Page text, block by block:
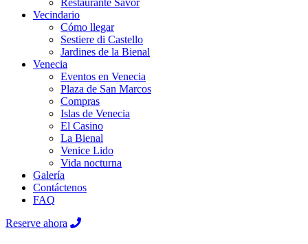
Restaurante Savor
Vecindario
Cómo llegar
Sestiere di Castello
Jardines de la Bienal
Venecia
Eventos en Venecia
Plaza de San Marcos
Compras
Islas de Venecia
El Casino
La Bienal
Venice Lido
Vida nocturna
Galería
Contáctenos
FAQ
Reserve ahora